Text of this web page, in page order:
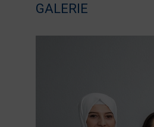
GALERIE